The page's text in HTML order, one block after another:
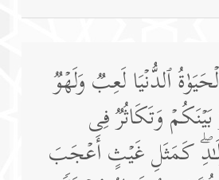
ٱلدُّنۡیَا لَعِبࣱ وَلَهۡوࣱ
بَیۡنَكُمۡ وَتَكَاثُرࣱ فِی
كَمَثَلِ غَیۡثٍ أَعۡجَبَ